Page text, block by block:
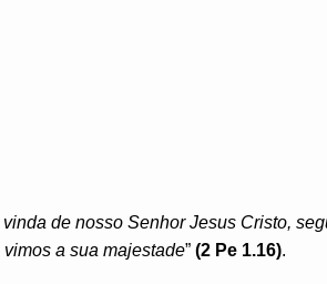
de nosso Senhor Jesus Cristo,
a sua majestade” (2 Pe 1.16).